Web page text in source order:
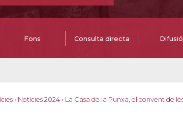
Fons Consulta directa Difusió
› Notícies 2024 › La Casa de la Punxa, el convent de